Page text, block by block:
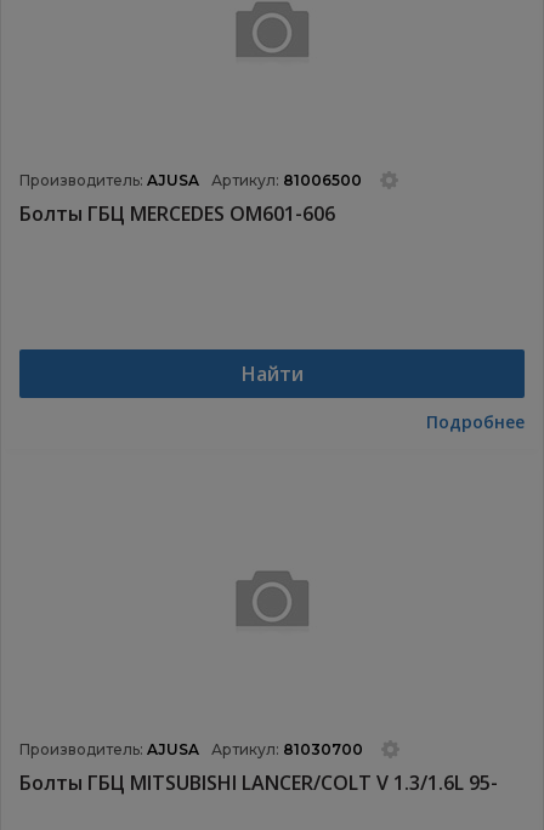
Производитель: AJUSA Артикул: 81006500
Болты ГБЦ MERCEDES OM601-606
Найти
Подробнее
Производитель: AJUSA Артикул: 81030700
Болты ГБЦ MITSUBISHI LANCER/COLT V 1.3/1.6L 95-